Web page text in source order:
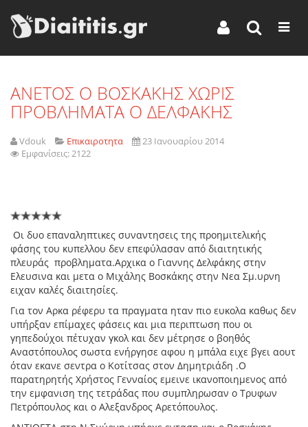
ANETOΣ Ο ΒΟΣΚΑΚΗΣ ΧΩΡΙΣ
ΠΡΟΒΛΗΜΑΤΑ Ο ΔΕΛΦΑΚΗΣ
Vdouk Επικαιροτητα
23 Ιανουαρίου 2014
Εμφανίσεις: 2122
Οι δυο επαναληπτικες συναντησεις της προημιτελικής
φάσης του κυπελλου δεν επεφύλασαν από διαιτητικής
πλευράς προβληματα.Αρχικα ο Γιαννης Δελφάκης στην
Ελευσινα και μετα ο Μιχάλης Βοσκάκης στην Νεα Σμ.υρνη
ειχαν καλές διαιτησίες.
Για τον Αρκα ρέφερυ τα πραγματα ηταν πιο ευκολα καθως δεν
υπήρξαν επίμαχες φάσεις και μια περιπτωση που οι
γηπεδούχοι πέτυχαν γκολ και δεν μέτρησε ο βοηθός
Αναστόπουλος σωστα ενήργησε αφου η μπάλα ειχε βγει αουτ
όταν εκανε σεντρα ο Κοτίτσας στον Δημητριάδη .Ο
παρατηρητής Χρήστος Γενναίος εμεινε ικανοποιημενος από
την εμφανιση της τετράδας που συμπληρωσαν ο Τρυφων
Πετρόπουλος και ο Αλεξανδρος Αρετόπουλος.